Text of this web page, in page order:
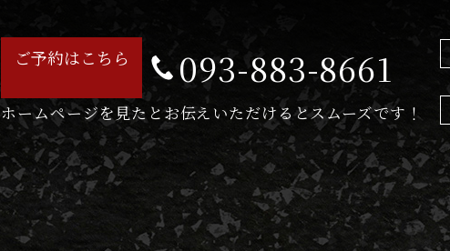
ご予約はこちら 093-883-8661
ホームページを見たとお伝えいただけるとスムーズです！